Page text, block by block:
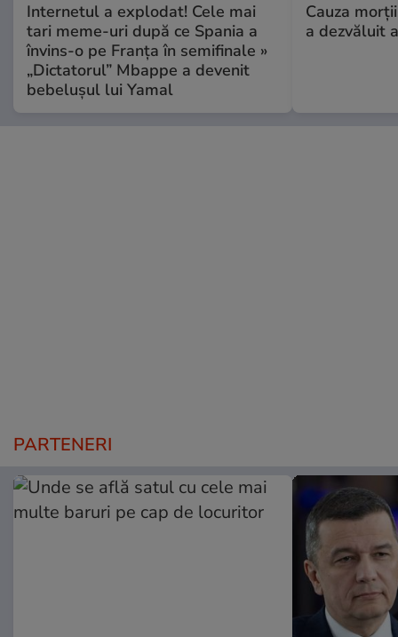
Internetul a explodat! Cele mai
tari meme-uri după ce Spania a
învins-o pe Franța în semifinale »
„Dictatorul” Mbappe a devenit
bebelușul lui Yamal
Cauza
a dezvăluit
PARTENERI